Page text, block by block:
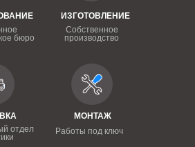
бюро
ИЗГОТОВЛЕНИЕ
Собственное
производство
отдел
МОНТАЖ
Работы под ключ